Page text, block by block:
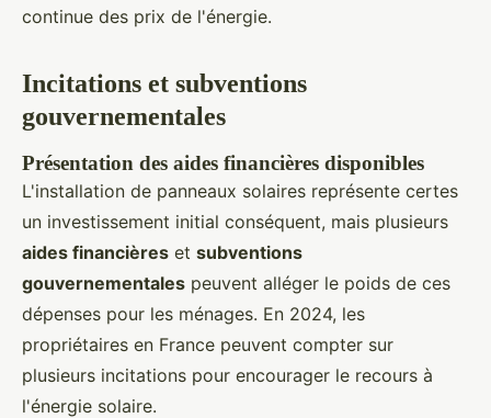
continue des prix de l'énergie.
Incitations et subventions
gouvernementales
Présentation des aides financières disponibles
L'installation de panneaux solaires représente certes
un investissement initial conséquent, mais plusieurs
aides financières et subventions
gouvernementales peuvent alléger le poids de ces
dépenses pour les ménages. En 2024, les
propriétaires en France peuvent compter sur
plusieurs incitations pour encourager le recours à
l'énergie solaire.